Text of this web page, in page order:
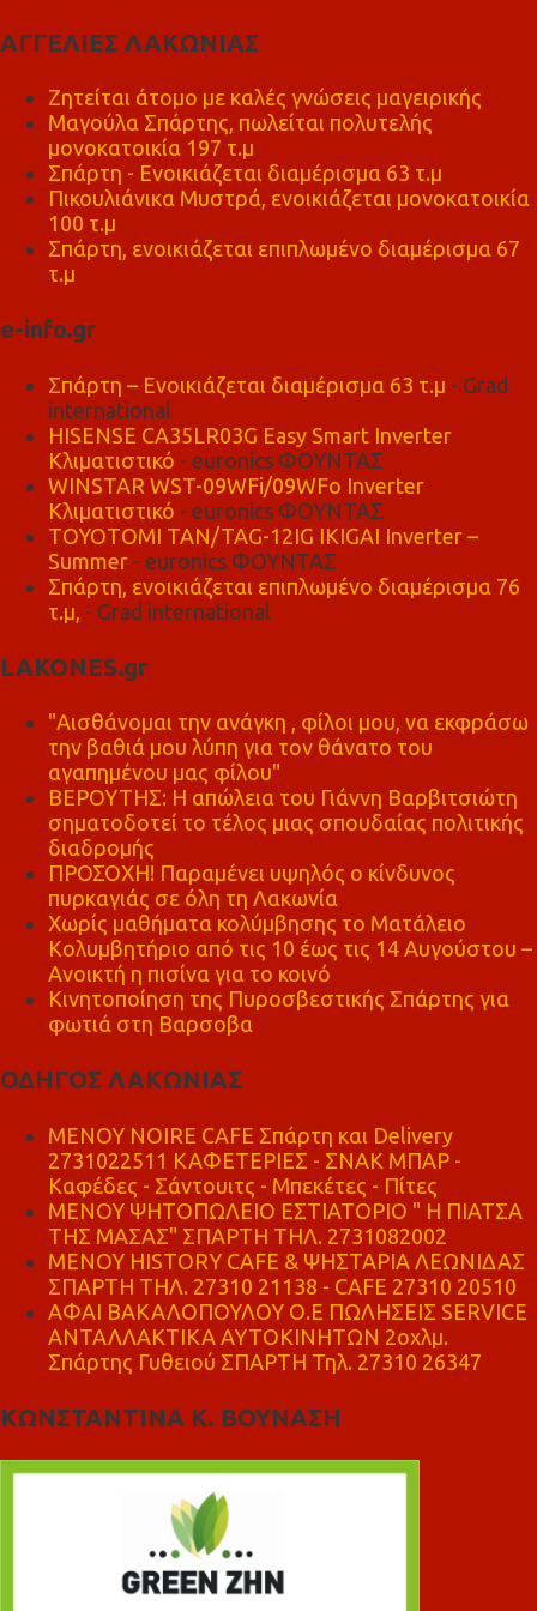
ΑΓΓΕΛΙΕΣ ΛΑΚΩΝΙΑΣ
Ζητείται άτομο με καλές γνώσεις μαγειρικής
Μαγούλα Σπάρτης, πωλείται πολυτελής
μονοκατοικία 197 τ.μ
Σπάρτη - Ενοικιάζεται διαμέρισμα 63 τ.μ
Πικουλιάνικα Μυστρά, ενοικιάζεται μονοκατοικία
100 τ.μ
Σπάρτη, ενοικιάζεται επιπλωμένο διαμέρισμα 67
τ.μ
e-info.gr
Σπάρτη – Ενοικιάζεται διαμέρισμα 63 τ.μ - Grad
international
HISENSE CA35LR03G Easy Smart Inverter
Κλιματιστικό - euronics ΦΟΥΝΤΑΣ
WINSTAR WST-09WFi/09WFo Inverter
Κλιματιστικό - euronics ΦΟΥΝΤΑΣ
TOYOTOMI TAN/TAG-12IG IKIGAI Inverter –
Summer - euronics ΦΟΥΝΤΑΣ
Σπάρτη, ενοικιάζεται επιπλωμένο διαμέρισμα 76
τ.μ, - Grad international
LAKONES.gr
"Αισθάνομαι την ανάγκη , φίλοι μου, να εκφράσω
την βαθιά μου λύπη για τον θάνατο του
αγαπημένου μας φίλου"
ΒΕΡΟΥΤΗΣ: Η απώλεια του Γιάννη Βαρβιτσιώτη
σηματοδοτεί το τέλος μιας σπουδαίας πολιτικής
διαδρομής
ΠΡΟΣΟΧΗ! Παραμένει υψηλός ο κίνδυνος
πυρκαγιάς σε όλη τη Λακωνία
Χωρίς μαθήματα κολύμβησης το Ματάλειο
Κολυμβητήριο από τις 10 έως τις 14 Αυγούστου –
Ανοικτή η πισίνα για το κοινό
Κινητοποίηση της Πυροσβεστικής Σπάρτης για
φωτιά στη Βαρσοβα
ΟΔΗΓΟΣ ΛΑΚΩΝΙΑΣ
MENOY NOIRE CAFE Σπάρτη και Delivery
2731022511 ΚΑΦΕΤΕΡΙΕΣ - ΣΝΑΚ ΜΠΑΡ -
Καφέδες - Σάντουιτς - Μπεκέτες - Πίτες
ΜΕΝΟΥ ΨΗΤΟΠΩΛΕΙΟ ΕΣΤΙΑΤΟΡΙΟ " Η ΠΙΑΤΣΑ
ΤΗΣ ΜΑΣΑΣ" ΣΠΑΡΤΗ ΤΗΛ. 2731082002
ΜΕΝΟΥ HISTORY CAFE & ΨΗΣΤΑΡΙΑ ΛΕΩΝΙΔΑΣ
ΣΠΑΡΤΗ ΤΗΛ. 27310 21138 - CAFE 27310 20510
ΑΦΑΙ ΒΑΚΑΛΟΠΟΥΛΟΥ Ο.Ε ΠΩΛΗΣΕΙΣ SERVICE
ΑΝΤΑΛΛΑΚΤΙΚΑ ΑΥΤΟΚΙΝΗΤΩΝ 2οχλμ.
Σπάρτης Γυθειού ΣΠΑΡΤΗ Τηλ. 27310 26347
ΚΩΝΣΤΑΝΤΙΝΑ Κ. ΒΟΥΝΑΣΗ